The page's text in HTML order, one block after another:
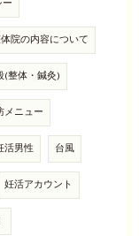
院の内容について
(整体・鍼灸)
メニュー
活男性 台風
妊活アカウント